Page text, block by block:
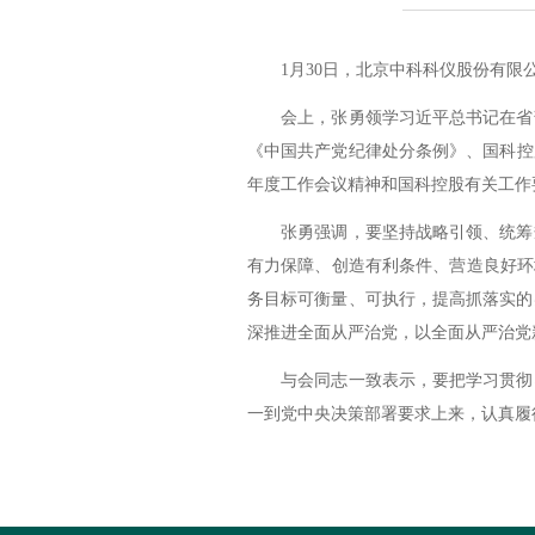
1月30日，北京中科科仪股份有限公
会上，张勇领学习近平总书记在省
《中国共产党纪律处分条例》、国科
年度工作会议精神和国科控股有关工
张勇强调，要坚持战略引领、统筹
有力保障、创造有利条件、营造良好
务目标可衡量、可执行，提高抓落实
深推进全面从严治党，以全面从严治
与会同志一致表示，要把学习贯彻
一到党中央决策部署要求上来，认真